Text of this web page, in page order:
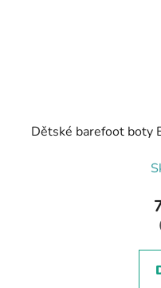
Dětské barefoot boty